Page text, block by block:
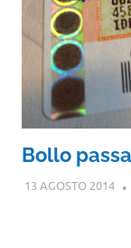
Bollo
13 AGOSTO 2014